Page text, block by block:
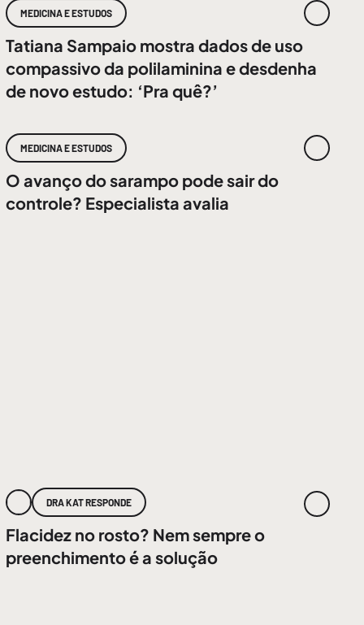
MEDICINA E ESTUDOS
Tatiana Sampaio mostra dados de uso
compassivo da polilaminina e desdenha
de novo estudo: ‘Pra quê?’
MEDICINA E ESTUDOS
O avanço do sarampo pode sair do
controle? Especialista avalia
DRA KAT RESPONDE
Flacidez no rosto? Nem sempre o
preenchimento é a solução